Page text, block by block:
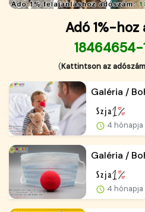
Adó 1%-hoz
(Kattintson az
Galéria /
4
Galéria /
4